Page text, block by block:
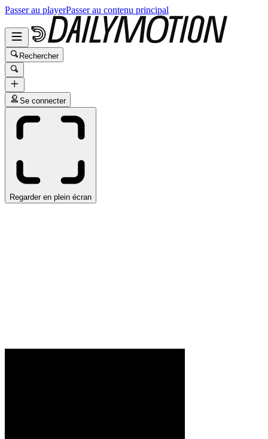
Passer au playerPasser au contenu principal
Rechercher
Se connecter
Regarder en plein écran